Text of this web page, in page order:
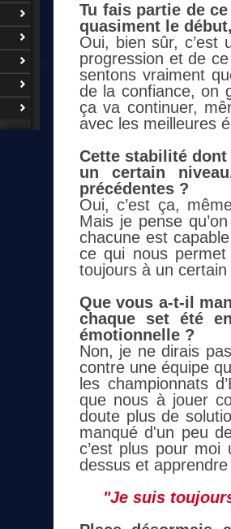
Tu fais partie de
quasiment le
Oui, bien sûr, c’est
progression et de
sentons vraiment
de la confiance, on
ça va continuer,
avec les meilleures
Cette stabilité
un certain
précédentes ?
Oui, c’est ça,
Mais je pense
chacune est
ce qui nous
toujours à un certain
Que vous a-t-il
chaque set été
émotionnelle ?
Non, je ne dirais
contre une équipe
les championnats
que nous à jouer
doute plus de
manqué d'un peu
c’est plus pour moi
dessus et
"Je suis